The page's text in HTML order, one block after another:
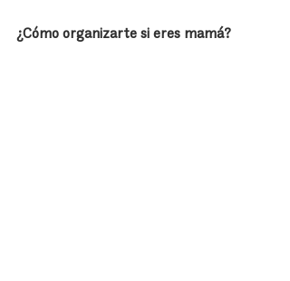
¿Cómo organizarte si eres mamá?